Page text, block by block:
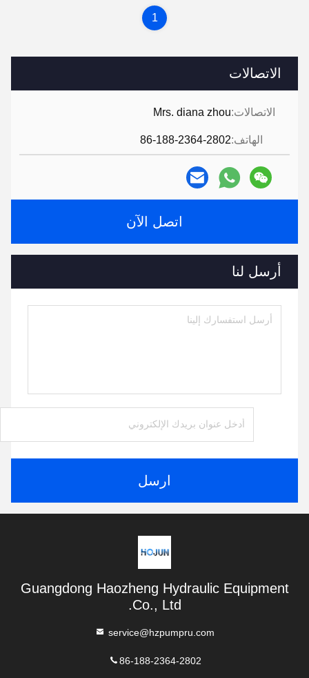
الاتصالات
الاتصالات:Mrs. diana zhou
الهاتف:86-188-2364-2802
اتصل الآن
أرسل لنا
ارسل
1
Guangdong Haozheng Hydraulic Equipment
Co., Ltd.
service@hzpumpru.com
86-188-2364-2802